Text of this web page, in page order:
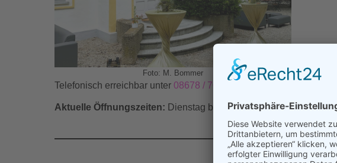
Foto: M. Bommer
Telefonisch erreichbar unter 08678 / 7003
Aktuelle Öffnungszeiten: Dienstag bis Sonntag von 10:30 Uhr bis